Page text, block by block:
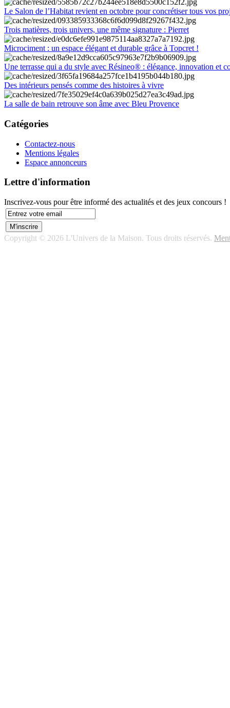
Le Salon de l’Habitat revient en octobre pour concrétiser tous vos
Trois matières, trois univers, une même signature : Pierret
Microciment : un espace élégant et durable grâce à Topcret !
Une terrasse qui a du style avec Résineo® : élégance, innovation et
Des intérieurs pensés comme des histoires à vivre
La salle de bain retrouve son âme avec Bleu Provence
Catégories
Contactez-nous
Mentions légales
Espace annonceurs
Lettre d'information
Inscrivez-vous pour être informé des actualités et des jeux concours !
Copyright © 2026 L'Univers de la Maison. Tous droits réservés.